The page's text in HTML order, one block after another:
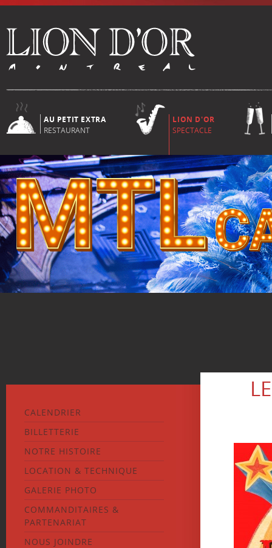
AU PETIT EXTRA
RESTAURANT
LION D'OR
SPECTACLE
CALENDRIER
BILLETTERIE
NOTRE HISTOIRE
LOCATION & TECHNIQUE
GALERIE PHOTO
COMMANDITAIRES &
PARTENARIAT
NOUS JOINDRE